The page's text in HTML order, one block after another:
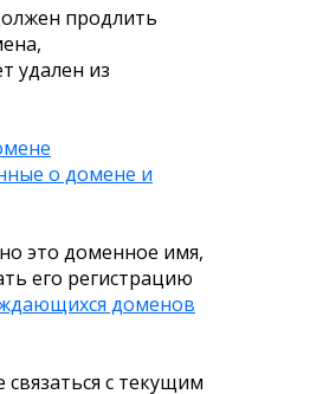
продлить
удален из
о домене и
это доменное имя,
его регистрацию
доменов
с текущим